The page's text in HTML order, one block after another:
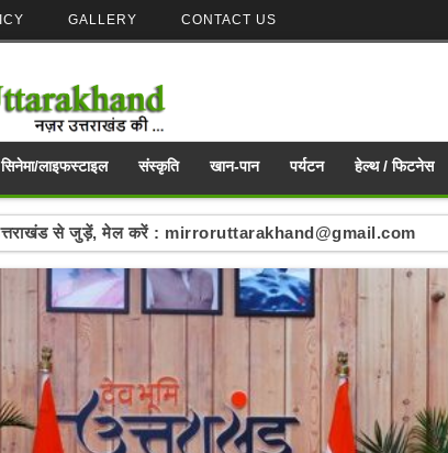
GALLERY CONTACT US
सिनेमा/लाइफस्टाइल संस्कृति खान-पान पर्यटन हेल्थ / फिटनेस
your thoughts and send mirroruttarakhand@gmail.com
से जुड़ें, मेल करें : mirroruttarakhand@gmail.com